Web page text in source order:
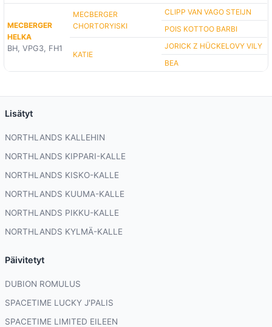
MECBERGER
HELKA
BH, VPG3, FH1
MECBERGER
CHORTORYISKI
CLIPP VAN VAGO STEIJN
POIS KOTTOO BARBI
KATIE
JORICK Z HÜCKELOVY VILY
BEA
Lisätyt
NORTHLANDS KALLEHIN
NORTHLANDS KIPPARI-KALLE
NORTHLANDS KISKO-KALLE
NORTHLANDS KUUMA-KALLE
NORTHLANDS PIKKU-KALLE
NORTHLANDS KYLMÄ-KALLE
Päivitetyt
DUBION ROMULUS
SPACETIME LUCKY J'PALIS
SPACETIME LIMITED EILEEN